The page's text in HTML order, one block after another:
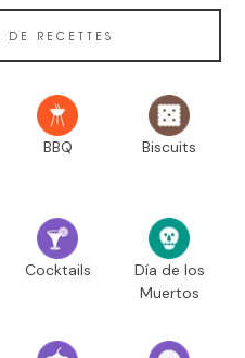
DE RECETTES
BBQ Biscuits
Cocktails
Día de los
Muertos